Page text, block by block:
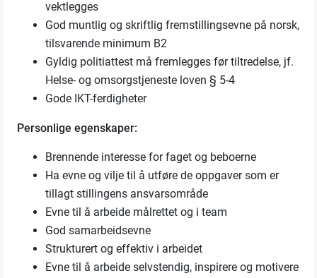
vektlegges
God muntlig og skriftlig fremstillingsevne på norsk,
tilsvarende minimum B2
Gyldig politiattest må fremlegges før tiltredelse, jf.
Helse- og omsorgstjeneste loven § 5-4
Gode IKT-ferdigheter
Personlige egenskaper:
Brennende interesse for faget og beboerne
Ha evne og vilje til å utføre de oppgaver som er
tillagt stillingens ansvarsområde
Evne til å arbeide målrettet og i team
God samarbeidsevne
Strukturert og effektiv i arbeidet
Evne til å arbeide selvstendig, inspirere og motivere